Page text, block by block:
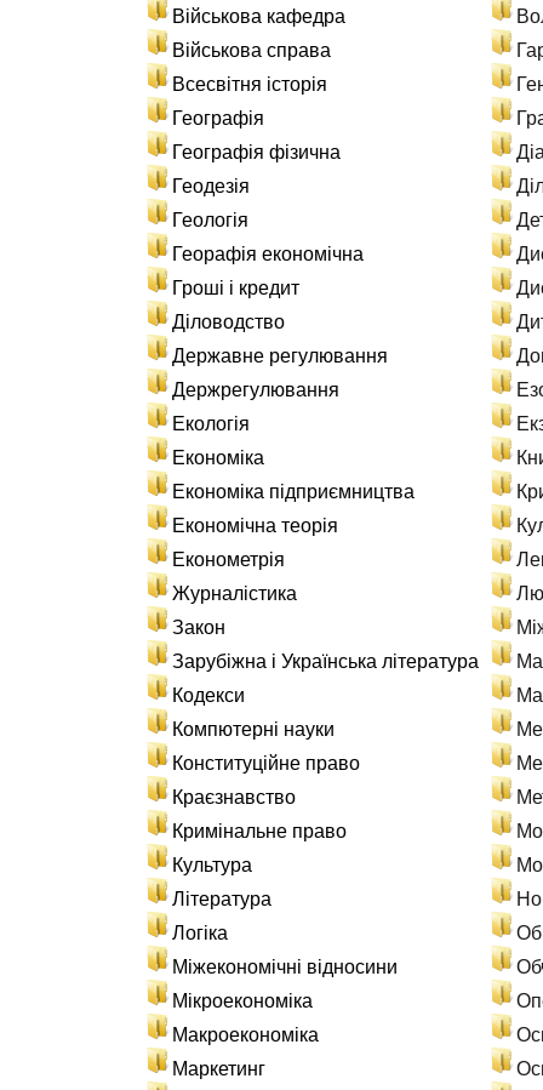
Військова кафедра
Військова справа
Всесвітня історія
Географія
Географія фізична
Геодезія
Геологія
Георафія економічна
Гроші і кредит
Діловодство
Державне регулювання
Держрегулювання
Екологія
Економіка
Економіка підприємництва
Економічна теорія
Економетрія
Журналістика
Закон
Зарубіжна і Українська література
Кодекси
Компютерні науки
Конституційне право
Краєзнавство
Кримінальне право
Культура
Література
Логіка
Міжекономічні відносини
Мікроекономіка
Макроекономіка
Маркетинг